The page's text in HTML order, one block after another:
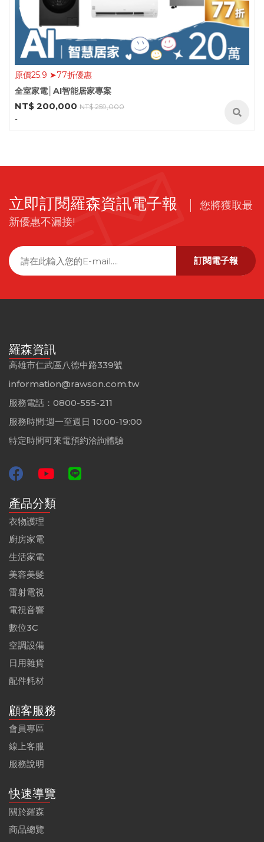
原價25.9 ➤77折優惠
全室家電│AI智能居家專案
NT$ 200,000 NT$ 259,000
-
立即訂閱羅森資訊電子報
您將獲取最
新優惠不漏接!
訂閱電子報
羅森資訊
高雄市仁武區八德中路339號
information@rawson.com.tw
服務電話：0800-555-211
服務時間:週一至週日 10:00-19:00
特定時間可來電預約洽詢體驗
產品分類
衣物護理
廚房家電
生活家電
美容美髮
雷射電視
電視音響
數位3C
空調設備
日用雜貨
配件耗材
顧客服務
會員專區
線上客服
服務說明
快速導覽
關於羅森
商品總覽